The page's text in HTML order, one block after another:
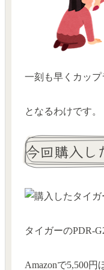
一刻も早くカッ
となるわけです。
今回購入し
タイガーのPDR-
Amazonで5,500円